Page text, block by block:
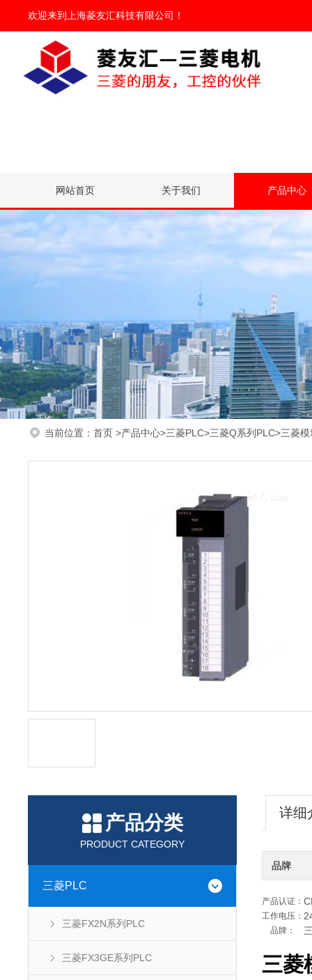
欢迎来到 上海菱友汇科技有限公司 ！
网站首页 关于我们 产品中心
当前位置： 首页 >产品中心>三菱PLC>三菱Q系列PLC>三菱
产品分类
PRODUCT CATEGORY
三菱PLC
三菱FX2N系列PLC
三菱FX3GE系列PLC
详细
品牌
产品认证：
工作电压：
品牌：
三菱